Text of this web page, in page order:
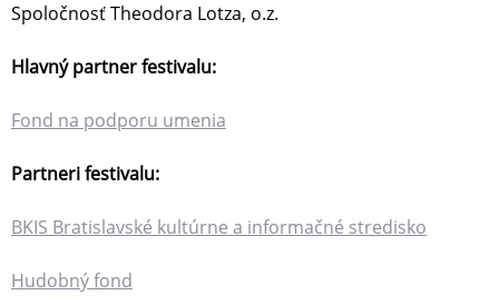
Spoločnosť Theodora Lotza, o.z.
Hlavný partner festivalu:
Fond na podporu umenia
Partneri festivalu:
BKIS Bratislavské kultúrne a informačné stredisko
Hudobný fond